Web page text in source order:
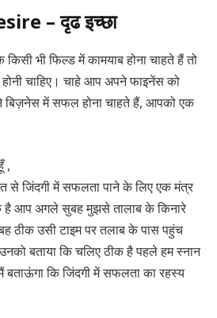
– दृढ इच्छा
भी फिल्ड में कामयाब होना चाहते हैं तो
चाहिए। चाहे आप अपने फाइनेंस को
बिज़नेस में सफल होना चाहते हैं, आपको एक
,
से जिंदगी में सफलता पाने के लिए एक मंत्र
है आप अगले सुबह मुझसे तालाब के किनारे
ठीक उसी टाइम पर तलाब के पास पहुंच
बताया कि चलिए ठीक है पहले हम स्नान
कि जिंदगी में सफलता का रहस्य